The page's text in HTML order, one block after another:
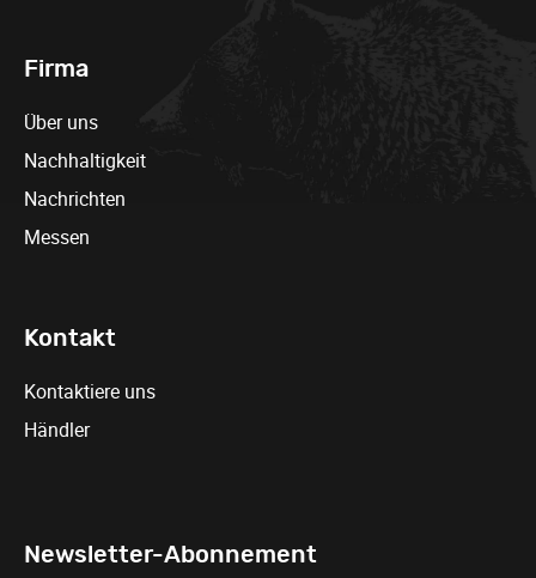
Firma
Über uns
Nachhaltigkeit
Nachrichten
Messen
Kontakt
Kontaktiere uns
Händler
Newsletter-Abonnement